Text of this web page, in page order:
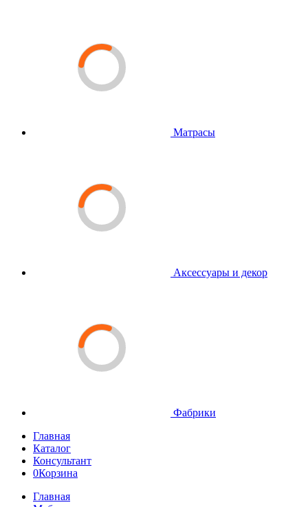
Матрасы
Аксессуары и декор
Фабрики
Главная
Каталог
Консультант
0Корзина
Главная